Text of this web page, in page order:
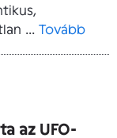
... Tovább
az UFO-